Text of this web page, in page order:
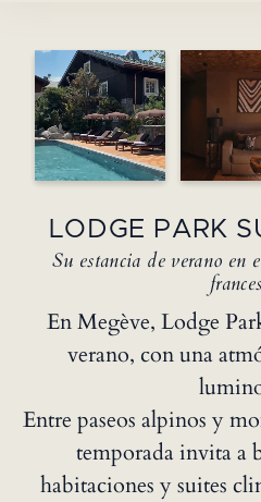
LODGE PARK
Su estancia de verano en
En Megève, Lodge
verano, con una
Entre paseos alpinos y
temporada invita a
habitaciones y suites